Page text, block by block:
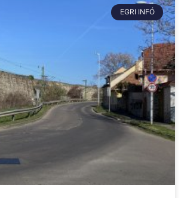
EGRI INFÓ